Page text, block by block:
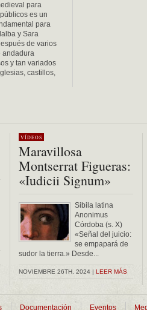
para
es un
para
y Sara
de varios
andadura
y tan variados
castillos,
VÍDEOS
Maravillosa
Montserrat Figueras:
«Iudicii Signum»
Sibila latina
Anonimus
Córdoba (s. X)
«Señal del juicio:
se empapará de
sudor la tierra.» Desde...
NOVIEMBRE 26TH, 2024 | LEER MÁS
Documentación Eventos